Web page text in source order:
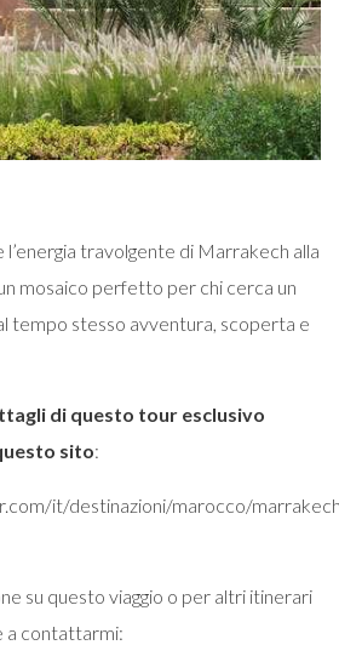
l’energia travolgente di Marrakech alla
mosaico perfetto per chi cerca un
tempo stesso avventura, scoperta e
di questo tour esclusivo
sito:
it/destinazioni/marocco/
su questo viaggio o per altri itinerari
a contattarmi: